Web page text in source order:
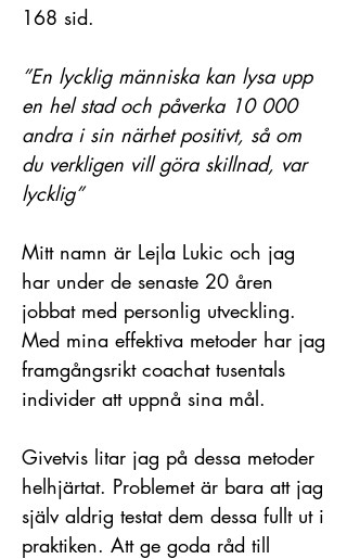
168 sid.
”En lycklig människa kan lysa upp
en hel stad och påverka 10 000
andra i sin närhet positivt, så om
du verkligen vill göra skillnad, var
lycklig”
Mitt namn är Lejla Lukic och jag
har under de senaste 20 åren
jobbat med personlig utveckling.
Med mina effektiva metoder har jag
framgångsrikt coachat tusentals
individer att uppnå sina mål.
Givetvis litar jag på dessa metoder
helhjärtat. Problemet är bara att jag
själv aldrig testat dem dessa fullt ut i
praktiken. Att ge goda råd till